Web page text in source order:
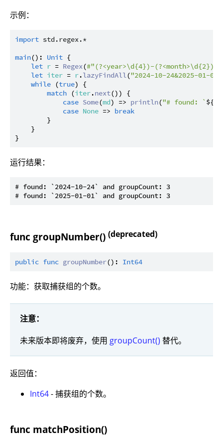
示例：
import std.regex.*
main(): Unit {
let r = Regex(#"(?<year>\d{4})-(?<month>\d{2})-
let iter = r.lazyFindAll("2024-10-24&2025-01-01"
while (true) {
match (iter.next()) {
case Some(md) => println("# found: ` ${
case None => break
        }
    }
运行结果：
# found: `2024-10-24` and groupCount: 3
func groupNumber() (deprecated)
public func groupNumber(): Int64
功能：获取捕获组的个数。
注意：
未来版本即将废弃，使用 groupCount() 替代。
返回值：
Int64- 捕获组的个数。
func matchPosition()